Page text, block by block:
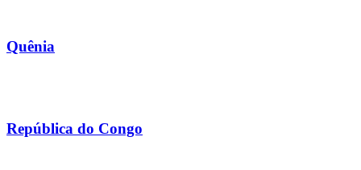
Quênia
República do Congo